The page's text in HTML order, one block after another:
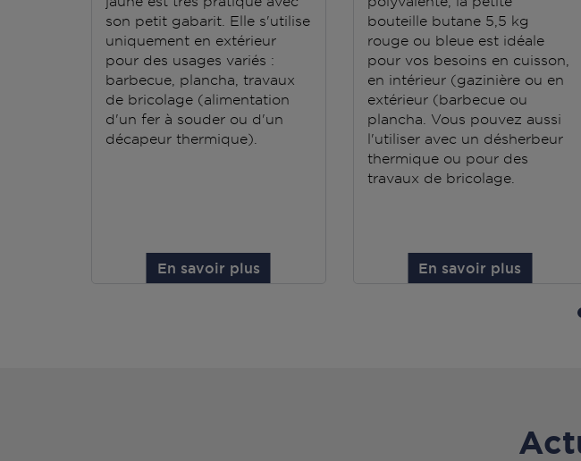
son petit gabarit. Elle s'utilise
uniquement en extérieur
pour des usages variés :
barbecue, plancha, travaux
de bricolage (alimentation
d'un fer à souder ou d'un
décapeur thermique).
En savoir plus
bouteille butane 5,5 kg
rouge ou bleue est idéale
pour vos besoins en cuisson,
en intérieur (gazinière ou en
extérieur (barbecue ou
plancha. Vous pouvez aussi
l'utiliser avec un désherbeur
thermique ou pour des
travaux de bricolage.
En savoir plus